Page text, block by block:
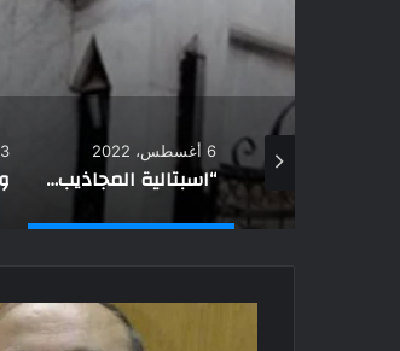
“اسبتالية المجاذيب”.. قصص وحكايات السرايا الصفراء
13 مايو، 2025